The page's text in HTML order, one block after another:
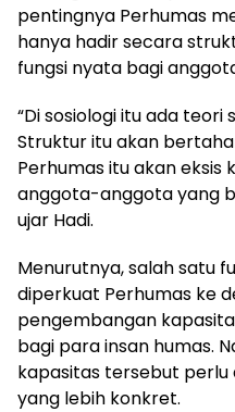
pentingnya Perhumas
hanya hadir secara
fungsi nyata bagi
“Di sosiologi itu ada
Struktur itu akan
Perhumas itu akan eksis
anggota-anggota yang
ujar Hadi.
Menurutnya, salah satu
diperkuat Perhumas ke
pengembangan
bagi para insan humas.
kapasitas tersebut perlu
yang lebih konkret.